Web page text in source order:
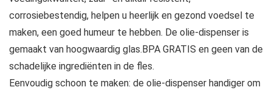
corrosiebestendig, helpen u heerlijk en gezond voedsel te
maken, een goed humeur te hebben. De olie-dispenser is
gemaakt van hoogwaardig glas.BPA GRATIS en geen van de
schadelijke ingrediënten in de fles.
Eenvoudig schoon te maken: de olie-dispenser handiger om